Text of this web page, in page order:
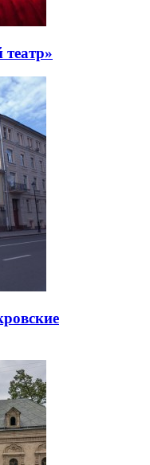
театр»